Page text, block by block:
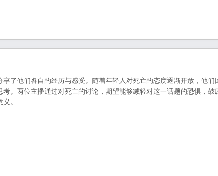
了他们各自的经历与感受。随着年轻人对死亡的态度逐渐开放，他们
。两位主播通过对死亡的讨论，期望能够减轻对这一话题的恐惧，鼓
。